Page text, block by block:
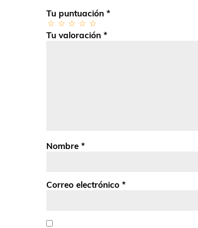
Tu puntuación *
Tu valoración *
Nombre *
Correo electrónico *